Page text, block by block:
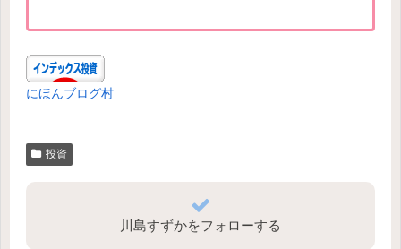
にほんブログ村
投資
川島すずかをフォローする